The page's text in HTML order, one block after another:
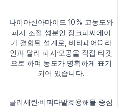
나이아신아마이드 10% 고농도와
피지 조절 성분인 징크피씨에이
가 결합된 설계로, 비타페어C 라
인과 달리 피지·모공을 직접 타겟
으로 하며 농도가 명확하게 표기
되어 있습니다.
글리세린·비피다발효용해물 중심